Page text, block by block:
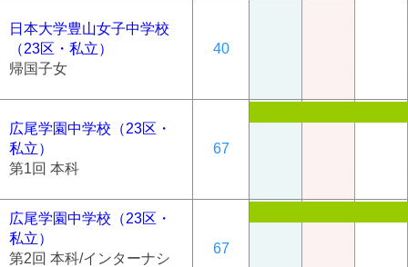
日本大学豊山女子中学校
（23区・私立）
帰国子女
40
広尾学園中学校（23区・
私立）
第1回 本科
67
広尾学園中学校（23区・
私立）
第2回 本科/インターナシ
67